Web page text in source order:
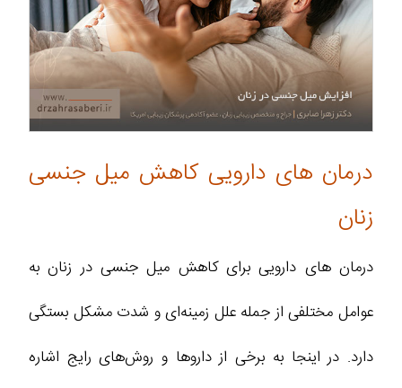
درمان های دارویی کاهش میل جنسی
زنان
درمان‌ های دارویی برای کاهش میل جنسی در زنان به
عوامل مختلفی از جمله علل زمینه‌ای و شدت مشکل بستگی
دارد. در اینجا به برخی از داروها و روش‌های رایج اشاره